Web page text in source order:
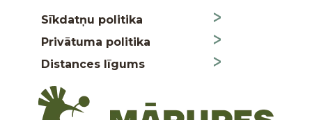
Sīkdatņu politika
Privātuma politika
Distances līgums